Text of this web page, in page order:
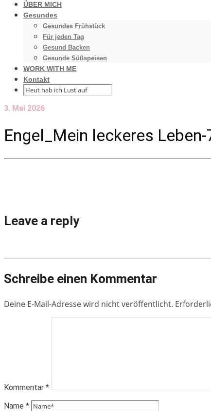
ÜBER MICH
Gesundes
Gesundes Frühstück
Für jeden Tag
Gesund Backen
Gesunde Süßspeisen
WORK WITH ME
Kontakt
3. Mai 2026
Engel_Mein leckeres Leben-
Leave a reply
Schreibe einen Kommentar
Deine E-Mail-Adresse wird nicht veröffentlicht.
Kommentar *
Name *